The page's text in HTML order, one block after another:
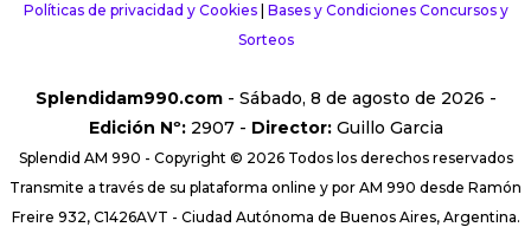
Políticas de privacidad y Cookies| Bases y Condiciones Concursos y
Sorteos
Splendidam990.com- Sábado, 8 de agosto de 2026 -
Edición Nº:2907 - Director:Guillo Garcia
Splendid AM 990 - Copyright © 2026 Todos los derechos reservados
Transmite a través de su plataforma online y por AM 990 desde Ramón
Freire 932, C1426AVT - Ciudad Autónoma de Buenos Aires, Argentina.